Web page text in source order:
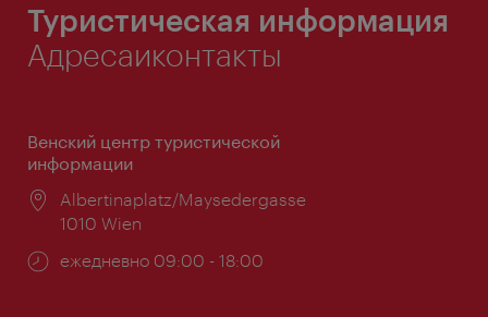
Туристическая информация
Адресаиконтакты
Венский центр туристической
информации
Расположение:
Albertinaplatz/Maysedergasse
1010 Wien
Часы
ежедневно 09:00 - 18:00